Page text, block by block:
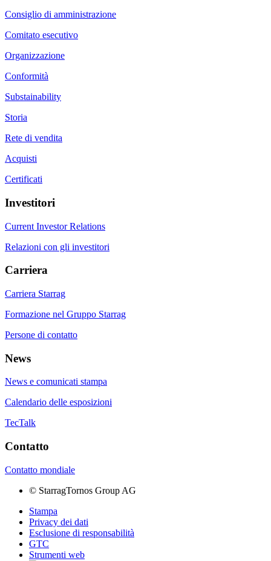
Consiglio di amministrazione
Comitato esecutivo
Organizzazione
Conformità
Substainability
Storia
Rete di vendita
Acquisti
Certificati
Investitori
Current Investor Relations
Relazioni con gli investitori
Carriera
Carriera Starrag
Formazione nel Gruppo Starrag
Persone di contatto
News
News e comunicati stampa
Calendario delle esposizioni
TecTalk
Contatto
Contatto mondiale
© StarragTornos Group AG
Stampa
Privacy dei dati
Esclusione di responsabilità
GTC
Strumenti web